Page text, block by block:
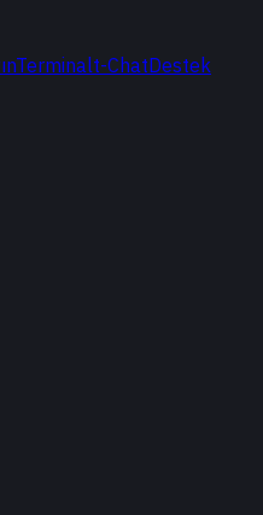
Terminalt-ChatDestek